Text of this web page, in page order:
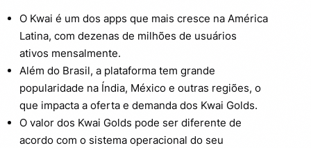
O Kwai é um dos apps que mais cresce na América
Latina, com dezenas de milhões de usuários
ativos mensalmente.
Além do Brasil, a plataforma tem grande
popularidade na Índia, México e outras regiões, o
que impacta a oferta e demanda dos Kwai Golds.
O valor dos Kwai Golds pode ser diferente de
acordo com o sistema operacional do seu